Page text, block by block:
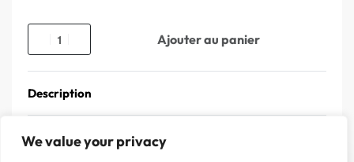
We value your privacy
Ajouter au panier
Description